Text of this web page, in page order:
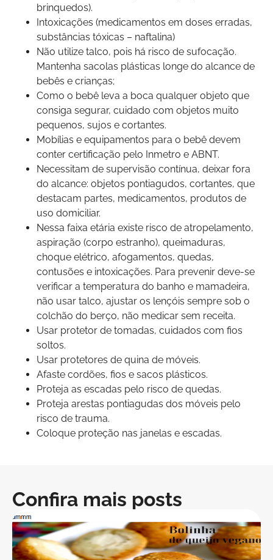
brinquedos).
Intoxicações (medicamentos em doses erradas,
substâncias tóxicas – naftalina)
Não utilize talco, pois há risco de sufocação.
Mantenha sacolas plásticas longe do alcance de
bebês e crianças;
Como o bebê leva a boca qualquer objeto que
consiga segurar, cuidado com objetos muito
pequenos, sujos e cortantes.
Mobílias e equipamentos para o bebê devem
conter certificação pelo Inmetro e ABNT.
Necessitam de supervisão contínua, deixar fora
do alcance: objetos pontiagudos, cortantes, que
destacam partes, medicamentos, produtos de
uso domiciliar.
Nessa faixa etária existe risco de atropelamento,
aspiração (corpo estranho), queimaduras,
choque elétrico, afogamentos, quedas,
contusões e intoxicações. Para prevenir deve-se
verificar a temperatura do banho e mamadeira,
não usar talco, ajustar os lençóis sempre sob o
colchão do berço, não medicar sem receita.
Usar protetor de tomadas, cuidados com fios
soltos.
Usar protetores de quina de móveis.
Afaste cordões, fios e sacos plásticos.
Proteja as escadas pelo risco de quedas.
Proteja arestas pontiagudas dos móveis pelo
risco de trauma.
Coloque proteção nas janelas e escadas.
Confira mais posts